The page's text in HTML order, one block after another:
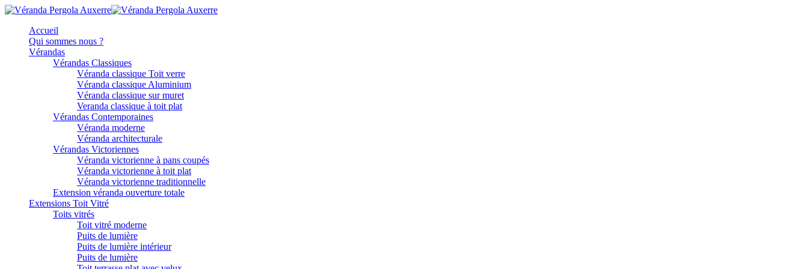
Accueil
Qui sommes nous ?
Vérandas
Vérandas Classiques
Véranda classique Toit verre
Véranda classique Aluminium
Véranda classique sur muret
Veranda classique à toit plat
Vérandas Contemporaines
Véranda moderne
Véranda architecturale
Vérandas Victoriennes
Véranda victorienne à pans coupés
Véranda victorienne à toit plat
Véranda victorienne traditionnelle
Extension véranda ouverture totale
Extensions Toit Vitré
Toits vitrés
Toit vitré moderne
Puits de lumière
Puits de lumière intérieur
Puits de lumière